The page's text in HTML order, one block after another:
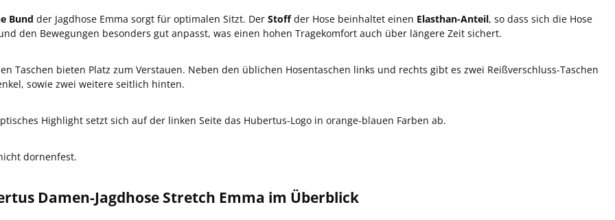
Bund der Jagdhose Emma sorgt für optimalen Sitzt. Der Stoffder Hose beinhaltet einen Elasthan-Anteil, so dass sich die Hose
den Bewegungen besonders gut anpasst, was einen hohen Tragekomfort auch über längere Zeit sichert.
Taschen bieten Platz zum Verstauen. Neben den üblichen Hosentaschen links und rechts gibt es zwei Reißverschluss-Taschen
sowie zwei weitere seitlich hinten.
Highlight setzt sich auf der linken Seite das Hubertus-Logo in orange-blauen Farben ab.
dornenfest.
Damen-Jagdhose Stretch Emma im Überblick